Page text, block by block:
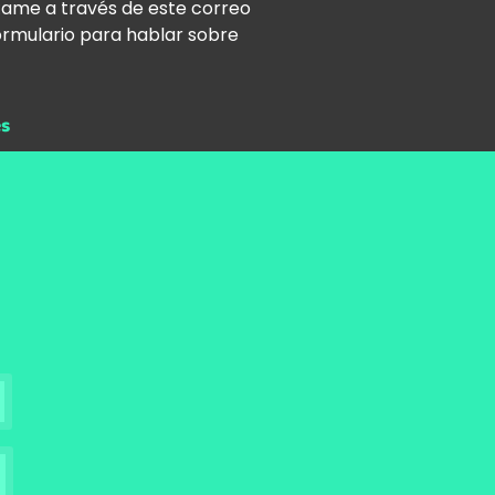
a través de este correo
para hablar sobre